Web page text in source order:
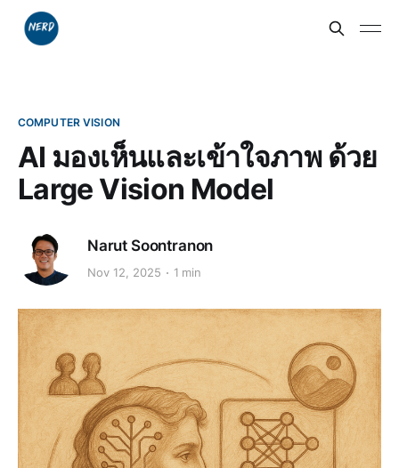
COMPUTER VISION
AI มองเห็นและเข้าใจภาพ ด้วย
Large Vision Model
Narut Soontranon
Nov 12, 2025 1 min